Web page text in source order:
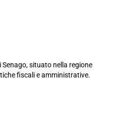
situato nella regione
fiscali e amministrative.